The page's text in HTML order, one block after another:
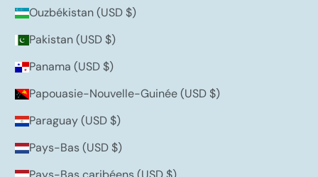
Ouzbékistan (USD $)
Pakistan (USD $)
Panama (USD $)
Papouasie-Nouvelle-Guinée (USD $)
Paraguay (USD $)
Pays-Bas (USD $)